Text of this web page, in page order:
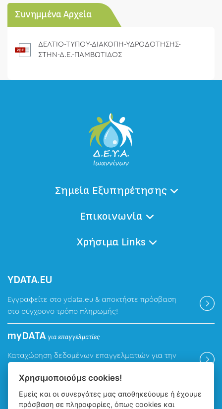
Συνημμένα Αρχεία
ΔΕΛΤΙΟ-ΤΥΠΟΥ-ΔΙΑΚΟΠΗ-ΥΔΡΟΔΟΤΗΣΗΣ-
ΣΤΗΝ-Δ.Ε.-ΠΑΜΒΩΤΙΔΟΣ
Σημεία Εξυπηρέτησης
Επικοινωνία
Χρήσιμα Links
ΥDATA.EU
Εγγραφείτε στο ydata.eu & αποκτήστε πρόσβαση
στο σύγχρονο τρόπο πληρωμής!
myDATAγια επαγγελματίες
Καταχώρηση δεδομένων επαγγελματιών για την
Βρείτε μας
Χρησιμοποιούμε cookies!
Εμείς και οι συνεργάτες μας αποθηκεύουμε ή έχουμε
πρόσβαση σε πληροφορίες, όπως cookies και